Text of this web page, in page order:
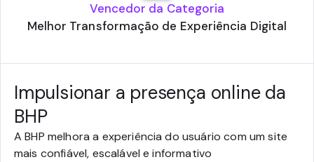
Vencedor da Categoria
Melhor Transformação de Experiência Digital
Impulsionar a presença online da
BHP
A BHP melhora a experiência do usuário com um site
mais confiável, escalável e informativo